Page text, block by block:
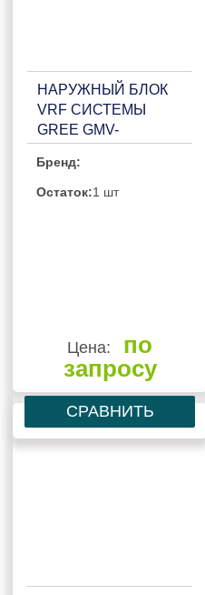
НАРУЖНЫЙ БЛОК
VRF СИСТЕМЫ
GREE GMV-
Бренд:
Остаток:1 шт
Цена:
по
запросу
СРАВНИТЬ